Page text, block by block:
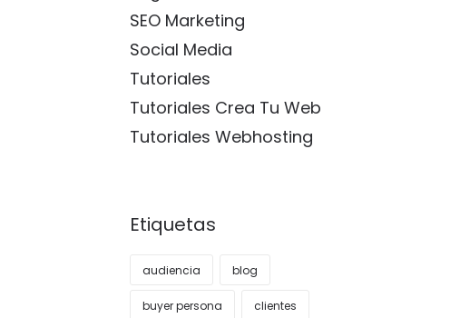
SEO Marketing
Social Media
Tutoriales
Tutoriales Crea Tu Web
Tutoriales Webhosting
Etiquetas
audiencia blog
buyer persona clientes